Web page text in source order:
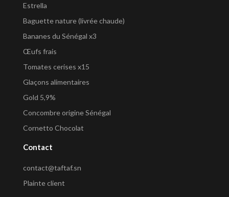
Estrella
Baguette nature (livrée chaude)
Bananes du Sénégal x3
Œufs frais
Tomates cerises x15
Glaçons alimentaires
Gold 5,9%
Concombre origine Sénégal
Cornetto Chocolat
Contact
contact@taftaf.sn
Plainte client